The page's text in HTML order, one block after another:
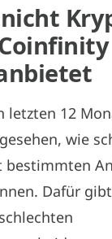
letzten 12
wie
bestimmten
Dafür